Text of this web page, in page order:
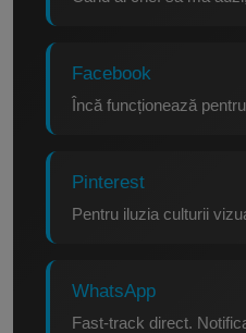
Facebook
Încă funcționează
Pinterest
Pentru iluzia culturii
WhatsApp
Fast-track direct.